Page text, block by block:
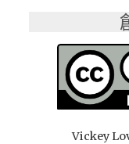
Vickey